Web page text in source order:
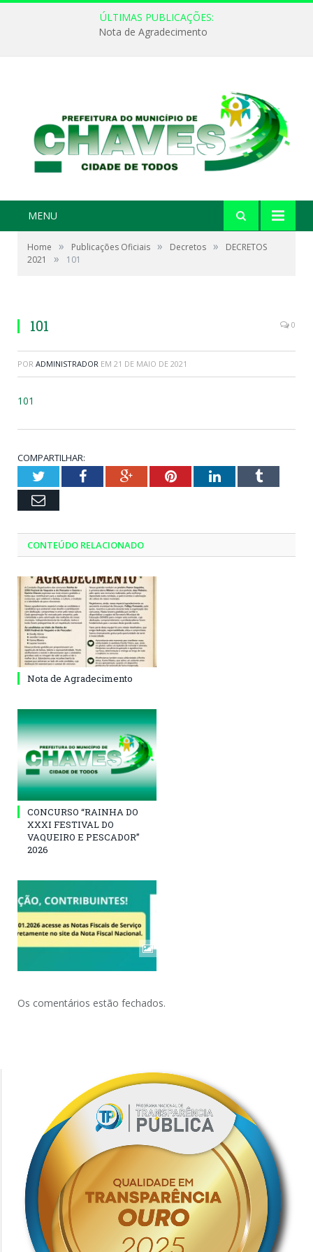
ÚLTIMAS PUBLICAÇÕES:
Nota de Agradecimento
MENU
Home » Publicações Oficiais » Decretos »
DECRETOS
2021
» 101
101 0
POR ADMINISTRADOR EM 21 DE MAIO DE 2021
101
COMPARTILHAR:
TwitterFacebookGoogle+PinterestLinkedInTumblr
Email
CONTEÚDO RELACIONADO
Nota de Agradecimento
CONCURSO “RAINHA DO
XXXI FESTIVAL DO
VAQUEIRO E PESCADOR”
2026
Os comentários estão fechados.